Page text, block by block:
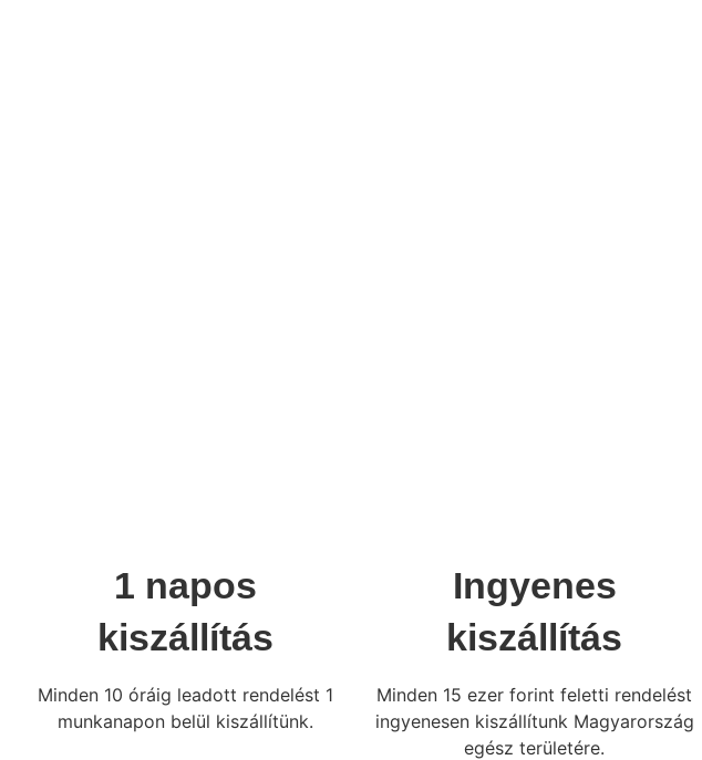
1 napos
kiszállítás
Minden 10 óráig leadott rendelést 1
munkanapon belül kiszállítünk.
Ingyenes
kiszállítás
Minden 15 ezer forint feletti rendelést
ingyenesen kiszállítunk Magyarország
egész területére.